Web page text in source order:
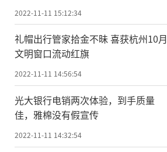
2022-11-11 15:12:34
礼帽出行管家拾金不昧 喜获杭州10月
文明窗口流动红旗
2022-11-11 14:56:54
光大银行电销两次体验，到手质量
佳，雅棉没有假宣传
2022-11-11 14:32:54